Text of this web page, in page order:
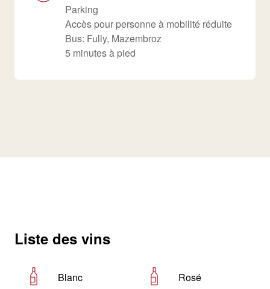
Parking
Accès pour personne à mobilité réduite
Bus: Fully, Mazembroz
5 minutes à pied
Liste des vins
Blanc
Rosé